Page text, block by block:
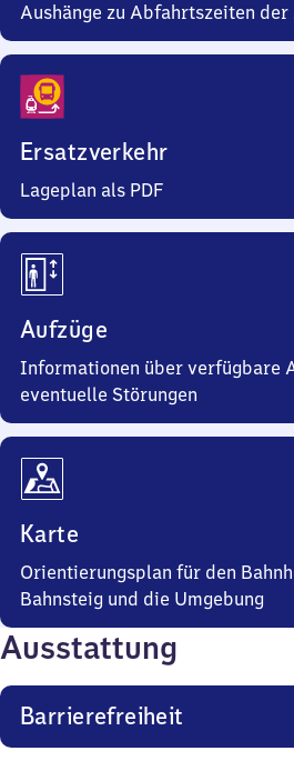
Aushänge zu Abfahrtszeiten der
Ersatzverkehr
Lageplan als PDF
Aufzüge
Informationen über verfügbare
eventuelle Störungen
Karte
Orientierungsplan für den
Bahnsteig und die Umgebung
Ausstattung
Barrierefreiheit